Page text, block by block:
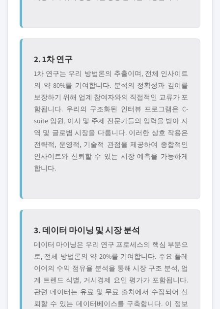
2. 1차 연구
1차 연구는 우리 방법론의 추출이며, 전체 인사이트
의 약 80%를 기여합니다. 분석의 정확성과 깊이를
보장하기 위해 업계 참여자와의 직접적인 교류가 포
함됩니다. 우리의 구조화된 인터뷰 프로그램은 C-
suite 임원, 이사 및 주제 전문가들의 입력을 받아 지
역 및 글로볌 시장을 다룹니다. 이러한 상호 작용은
전략적, 운영적, 기술적 관점을 제공하여 종합적인
인사이트와 신뢰할 수 있는 시장 예측을 가능하게
합니다.
3. 데이터 마이닝 및 시장 분석
데이터 마이닝은 우리 연구 프로세스의 핵심 부분으
로, 전체 방법론의 약 20%를 기여합니다. 주요 플레
이어의 수익 점유율 분석을 통해 시장 구조 분석, 업
계 트렌드 식별, 거시경제 요인 평가가 포함됩니다.
관련 데이터는 유료 및 무료 출처에서 수집되어 신
뢰할 수 있는 데이터베이스를 구축합니다. 이 정보